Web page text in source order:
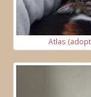
Atlas